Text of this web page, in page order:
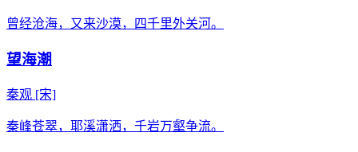
曾经沧海，又来沙漠，四千里外关河。
望海潮
秦观 [宋]
秦峰苍翠，耶溪潇洒，千岩万壑争流。